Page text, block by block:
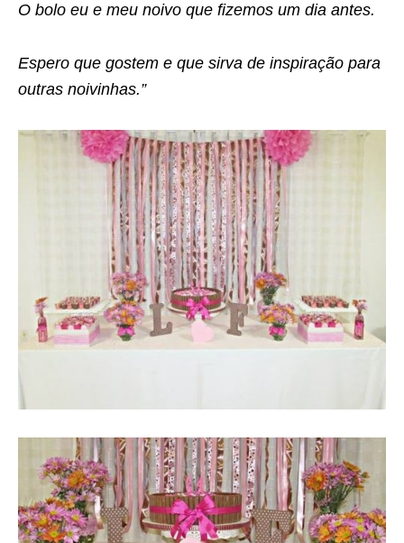
O bolo eu e meu noivo que fizemos um dia antes.
Espero que gostem e que sirva de inspiração para
outras noivinhas.”